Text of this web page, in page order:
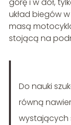
górę i w dół,
układ biegów
masą
stojącą na
Do nauki
równą
wystających